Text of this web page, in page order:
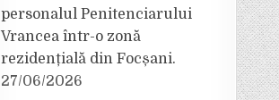
personalul Penitenciarului
Vrancea într-o zonă
rezidențială din Focșani.
27/06/2026